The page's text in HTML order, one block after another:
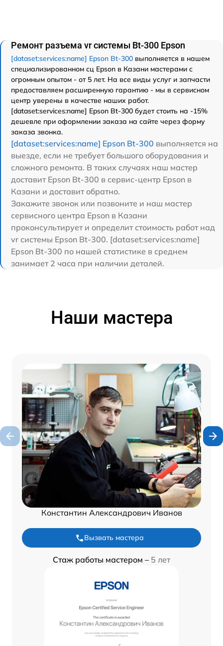
Ремонт разъема vr системы Bt-300 Epson
[dataset:services:name] Epson Bt-300 выполняется в нашем
специализированном сц Epson в Казани мастерами с
огромным опытом - от 5 лет. На все виды услуг и запчасти
предоставляем расширенную гарантию - мы в сервисном
центр уверены в качестве наших работ.
[dataset:services:name] Epson Bt-300 будет стоить на -15%
дешевле при оформлении заказа на сайте через форму
заказа звонка.
[dataset:services:name] Epson Bt-300 выполняется на
выезде, если не требует большого оборудования и
сложного ремонта. В таких случаях наш мастер
доставит Epson Bt-300 в сервис-центр Epson в
Казани и доставит обратно.
Закажите звонок или позвоните и наш мастер
сервисного центра Epson в Казани
проконсультирует и определит стоимость работ над
vr системы Epson Bt-300. [dataset:services:name]
Epson Bt-300 по нашей статистике в среднем
занимает 2 часа при наличии деталей.
Наши мастера
Константин Александрович Иванов
Вызвать мастера
Стаж работы мастером – 5 лет